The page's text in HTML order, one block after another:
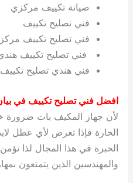
صيانة تكييف مركزي
فني تصليح تكييف
فني تصليح تكييف
فني تصليح تكييف
فني هندي تصليح تكييف
افضل فني تصليح تكييف في
لأن جهاز المكيف بات
الحارة فإذا تعرض لأي عطل
الخبرة في هذا المجال لذا
والمهندسين الذين يتمتعون